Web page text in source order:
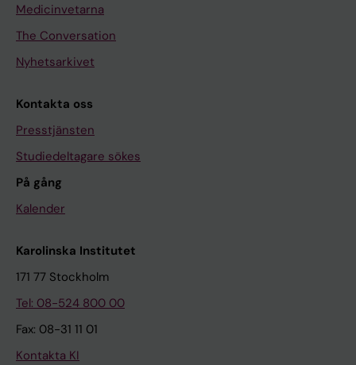
Medicinvetarna
The Conversation
Nyhetsarkivet
Kontakta oss
Presstjänsten
Studiedeltagare sökes
På gång
Kalender
Karolinska Institutet
171 77 Stockholm
Tel: 08-524 800 00
Fax: 08-31 11 01
Kontakta KI